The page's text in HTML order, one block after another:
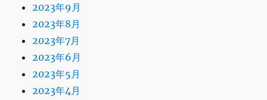
2023年9月
2023年8月
2023年7月
2023年6月
2023年5月
2023年4月